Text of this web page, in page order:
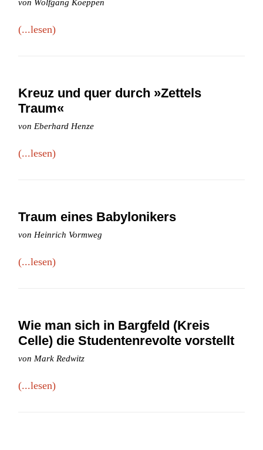
von Wolfgang Koeppen
(...lesen)
Kreuz und quer durch »Zettels
Traum«
von Eberhard Henze
(...lesen)
Traum eines Babylonikers
von Heinrich Vormweg
(...lesen)
Wie man sich in Bargfeld (Kreis
Celle) die Studentenrevolte vorstellt
von Mark Redwitz
(...lesen)